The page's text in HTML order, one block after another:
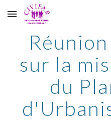
Skip to main content
sur la
du